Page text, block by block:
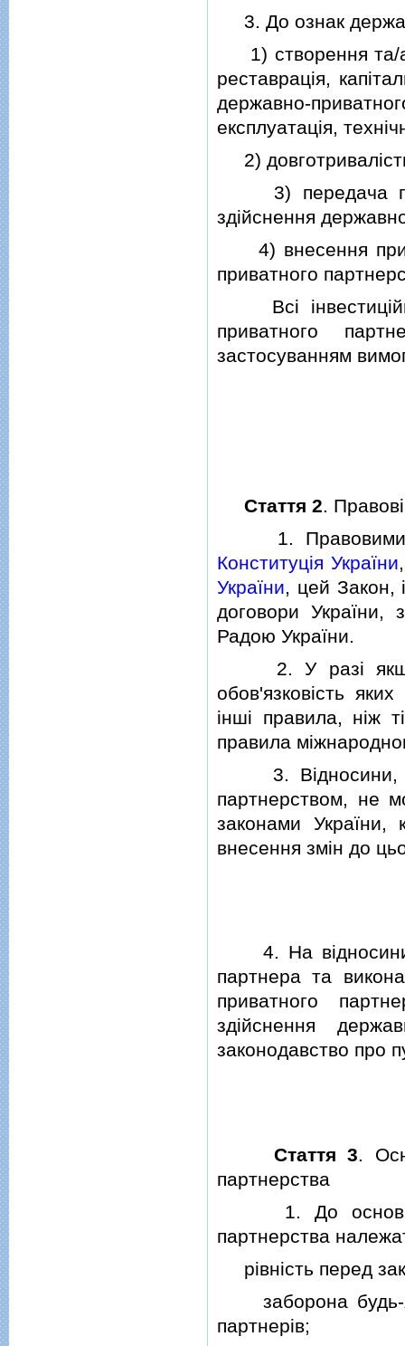
3. До ознак
1) створення та/
реставрацiя,
державно-
експлуатацiя,
2)
3) передача
здiйснення
4) внесення
приватного
Всi iнвестицiйнi
приватного
застосуванням
Стаття 2.
1. Правовими
Конституцiя України
України, цей Закон,
договори України,
Радою України.
2. У разi якщо
обов'язковiсть
iншi правила, нiж
правила
3. Вiдносини, що
партнерством, не
законами
внесення змiн до
4. На вiдносини,
партнера та
приватного
здiйснення
законодавство про
Стаття 3.
партнерства
1. До основних
партнерства
рiвнiсть перед
заборона будь-
партнерiв;